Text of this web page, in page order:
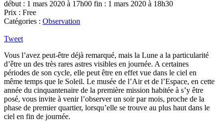
début : 1 mars 2020 à 17h00 fin : 1 mars 2020 à 18h30
Prix : Free
Catégories : Observation
Tweet
Vous l’avez peut-être déjà remarqué, mais la Lune a la particularité
d’être un des très rares astres visibles en journée. A certaines
périodes de son cycle, elle peut être en effet vue dans le ciel en
même temps que le Soleil. Le musée de l’Air et de l’Espace, en cette
année du cinquantenaire de la première mission habitée à s’y être
posé, vous invite à venir l’observer un soir par mois, proche de la
phase de premier quartier, lorsqu’elle se trouve au plus haut dans le
ciel en fin de journée.